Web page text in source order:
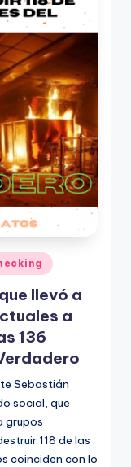
llevó a
a
136
Sebastián
social, que
grupos
118 de las
coinciden con lo